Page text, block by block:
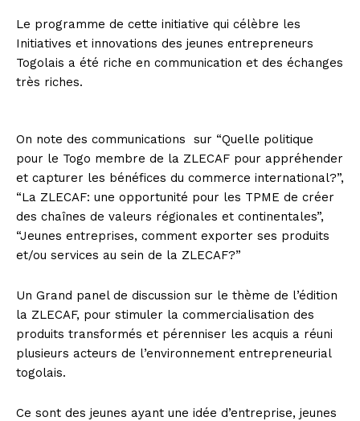
Le programme de cette initiative qui célèbre les
Initiatives et innovations des jeunes entrepreneurs
Togolais a été riche en communication et des échanges
très riches.
On note des communications sur “Quelle politique
pour le Togo membre de la ZLECAF pour appréhender
et capturer les bénéfices du commerce international?”,
“La ZLECAF: une opportunité pour les TPME de créer
des chaînes de valeurs régionales et continentales”,
“Jeunes entreprises, comment exporter ses produits
et/ou services au sein de la ZLECAF?”
Un Grand panel de discussion sur le thème de l’édition
la ZLECAF, pour stimuler la commercialisation des
produits transformés et pérenniser les acquis a réuni
plusieurs acteurs de l’environnement entrepreneurial
togolais.
Ce sont des jeunes ayant une idée d’entreprise, jeunes